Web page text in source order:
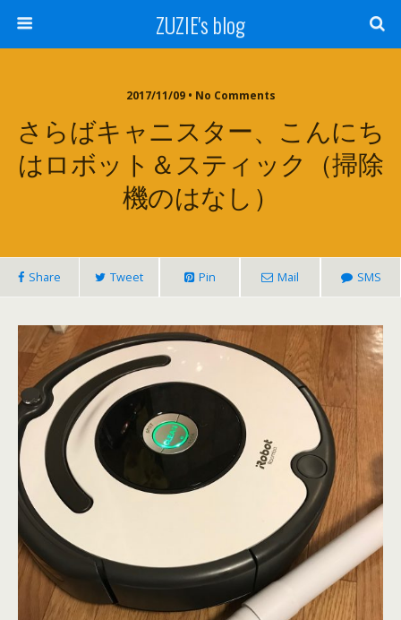
ZUZIE's blog
2017/11/09 • No Comments
さらばキャニスター、こんにち
はロボット＆スティック（掃除
機のはなし）
Share Tweet Pin Mail SMS